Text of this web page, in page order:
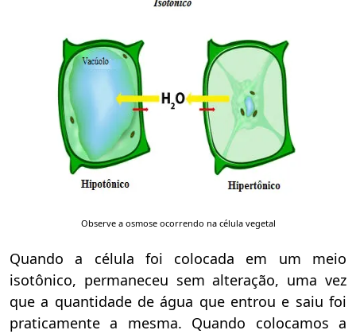
Observe a osmose ocorrendo na célula vegetal
Quando a célula foi colocada em um meio
isotônico, permaneceu sem alteração, uma vez
que a quantidade de água que entrou e saiu foi
praticamente a mesma. Quando colocamos a